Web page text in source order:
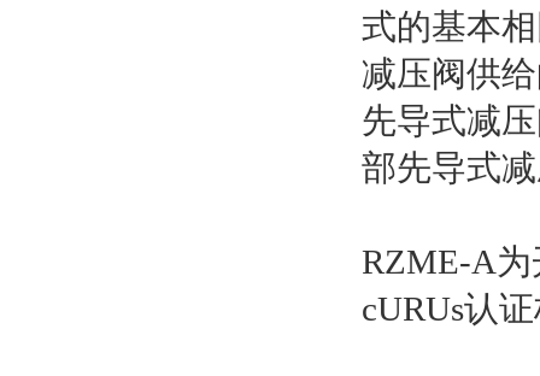
式的基本
减压阀供
先导式减
部先导式
RZME-A
cURUs认